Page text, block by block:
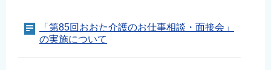
「第85回おおた介護のお仕事相談・面接会」
の実施について